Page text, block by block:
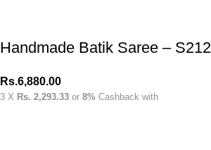
Handmade Batik Saree – S212
Rs.6,880.00
3 X Rs. 2,293.33 or 8% Cashback with